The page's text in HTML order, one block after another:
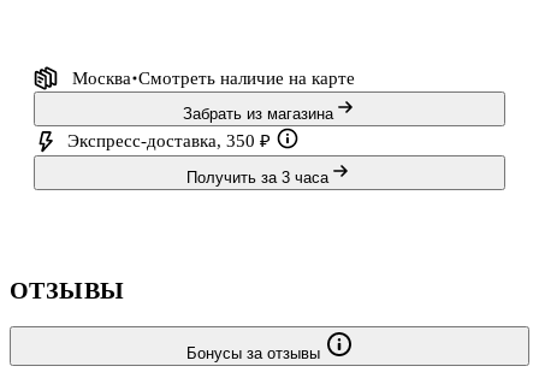
Москва Смотреть наличие на карте
Забрать из магазина
Экспресс-доставка, 350 ₽
Получить за 3 часа
ОТЗЫВЫ
Бонусы за отзывы